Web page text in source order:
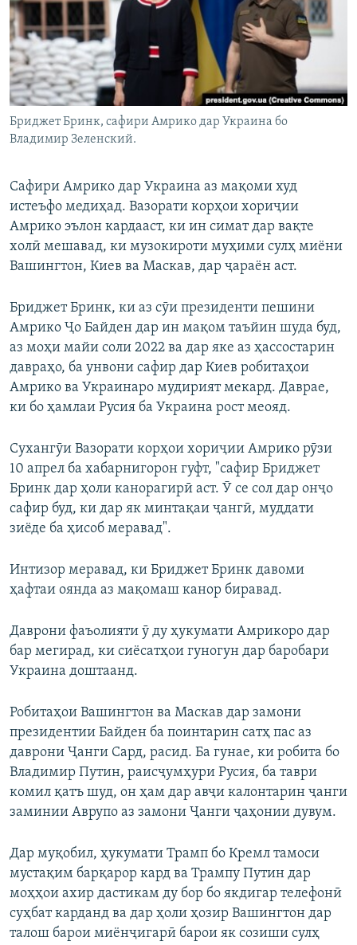
ГУЗОРИШҲОИ РАДИОӢ
Русский
ПАЙГИРӢ КУНЕД
Ҳамаи сомонаҳои RFE/RL
Бриджет Бринк, сафири Амрико дар Украина бо
Владимир Зеленский.
Сафири Амрико дар Украина аз мақоми худ
истеъфо медиҳад. Вазорати корҳои хориҷии
Амрико эълон кардааст, ки ин симат дар вақте
холӣ мешавад, ки музокироти муҳими сулҳ миёни
Вашингтон, Киев ва Маскав, дар ҷараён аст.
Бриджет Бринк, ки аз сӯи президенти пешини
Амрико Ҷо Байден дар ин мақом таъйин шуда буд,
аз моҳи майи соли 2022 ва дар яке аз ҳассостарин
давраҳо, ба унвони сафир дар Киев робитаҳои
Амрико ва Украинаро мудирият мекард. Даврае,
ки бо ҳамлаи Русия ба Украина рост меояд.
Сухангӯи Вазорати корҳои хориҷии Амрико рӯзи
10 апрел ба хабарнигорон гуфт, "сафир Бриджет
Бринк дар ҳоли канорагирӣ аст. Ӯ се сол дар онҷо
сафир буд, ки дар як минтақаи ҷангӣ, муддати
зиёде ба ҳисоб меравад".
Интизор меравад, ки Бриджет Бринк давоми
ҳафтаи оянда аз мақомаш канор биравад.
Даврони фаъолияти ӯ ду ҳукумати Амрикоро дар
бар мегирад, ки сиёсатҳои гуногун дар баробари
Украина доштаанд.
Робитаҳои Вашингтон ва Маскав дар замони
президентии Байден ба поинтарин сатҳ пас аз
даврони Ҷанги Сард, расид. Ба гунае, ки робита бо
Владимир Путин, раисҷумҳури Русия, ба таври
комил қатъ шуд, он ҳам дар авҷи калонтарин ҷанги
заминии Аврупо аз замони Ҷанги ҷаҳонии дувум.
Дар муқобил, ҳукумати Трамп бо Кремл тамоси
мустақим барқарор кард ва Трампу Путин дар
моҳҳои ахир дастикам ду бор бо якдигар телефонӣ
суҳбат карданд ва дар ҳоли ҳозир Вашингтон дар
талош барои миёнҷигарӣ барои як созиши сулҳ